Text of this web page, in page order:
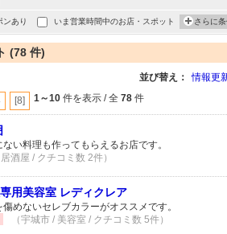
ンあり いま営業時間中のお店・スポット さらに
(78 件)
並び替え： 情報更
[8] 1～10 件を表示 / 全 78 件
ない料理も作ってもらえるお店です。
居酒屋 / クチコミ数 2件）
用美容室 レディクレア
めないセレブカラーがオススメです。
（宇城市 / 美容室 / クチコミ数 5件）